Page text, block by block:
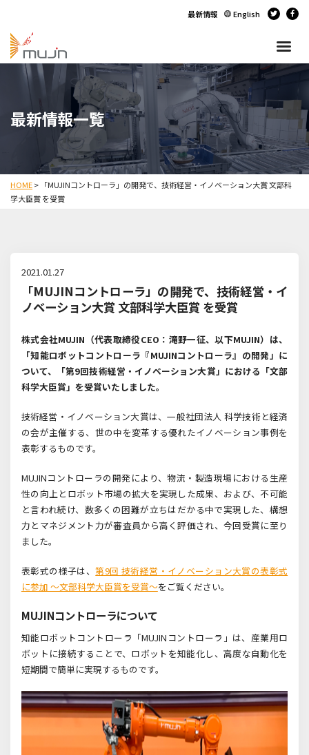
最新情報 English
最新情報一覧
HOME> 「MUJINコントローラ」の開発で、技術経営・イノベーション大賞 文部科
学大臣賞 を受賞
2021.01.27
「MUJINコントローラ」の開発で、技術経営・イ
ノベーション大賞 文部科学大臣賞 を受賞
株式会社MUJIN（代表取締役CEO：滝野一征、以下MUJIN）は、
「知能ロボットコントローラ『MUJINコントローラ』の開発」に
ついて、「第9回技術経営・イノベーション大賞」における「文部
科学大臣賞」を受賞いたしました。
技術経営・イノベーション大賞は、一般社団法人 科学技術と経済
の会が主催する、世の中を変革する優れたイノベーション事例を
表彰するものです。
MUJINコントローラの開発により、物流・製造現場における生産
性の向上とロボット市場の拡大を実現した成果、および、不可能
と言われ続け、数多くの困難が立ちはだかる中で実現した、構想
力とマネジメント力が審査員から高く評価され、今回受賞に至り
ました。
表彰式の様子は、第9回 技術経営・イノベーション大賞の表彰式
に参加 ～文部科学大臣賞を受賞～をご覧ください。
MUJINコントローラについて
知能ロボットコントローラ「MUJINコントローラ」は、産業用ロ
ボットに接続することで、ロボットを知能化し、高度な自動化を
短期間で簡単に実現するものです。